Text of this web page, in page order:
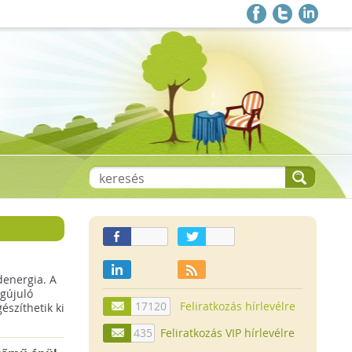
A
ki
17120
Feliratkozás hírlevélre
435
Feliratkozás VIP hírlevélre